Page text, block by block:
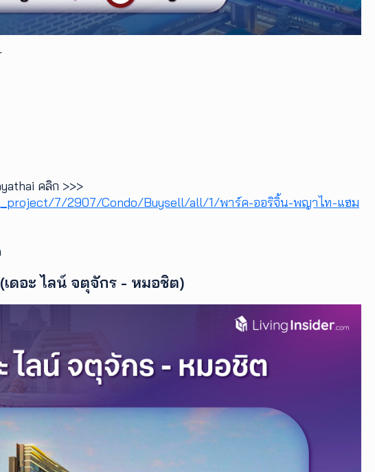
คลิก >>>
7/2907/Condo/Buysell/all/1/พาร์ค-ออริจิ้น-พญาไท-แฮม
ดอะ ไลน์ จตุจักร - หมอชิต)